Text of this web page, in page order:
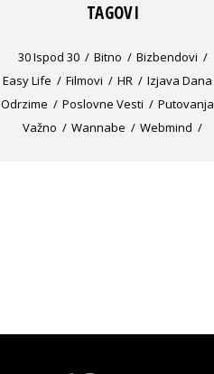
TAGOVI
30 Ispod 30 Bitno
Bizbendovi
Easy Life
Filmovi HR
Izjava Dana
Odrzime
Poslovne Vesti
Putovanja
Važno
Wannabe Webmind